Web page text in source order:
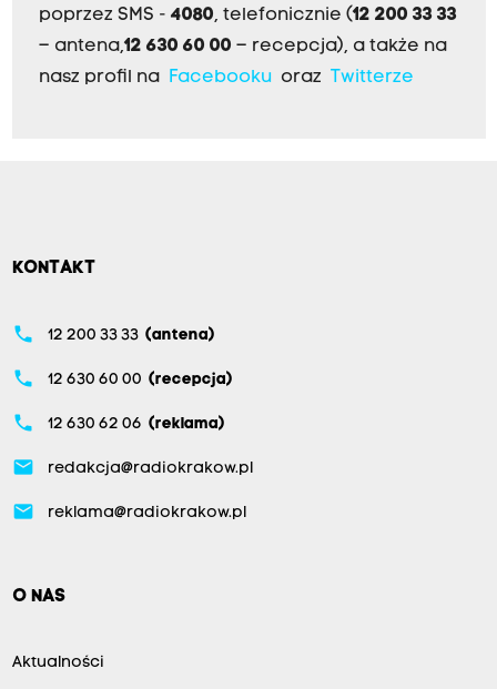
poprzez SMS - 4080, telefonicznie (12 200 33 33
– antena,12 630 60 00 – recepcja), a także na
nasz profil na Facebookuoraz Twitterze
KONTAKT
phone 12 200 33 33 (antena)
phone 12 630 60 00 (recepcja)
phone 12 630 62 06 (reklama)
email redakcja@radiokrakow.pl
email reklama@radiokrakow.pl
O NAS
Aktualności